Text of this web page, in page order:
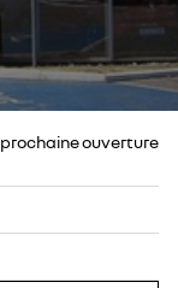
prochaine ouverture